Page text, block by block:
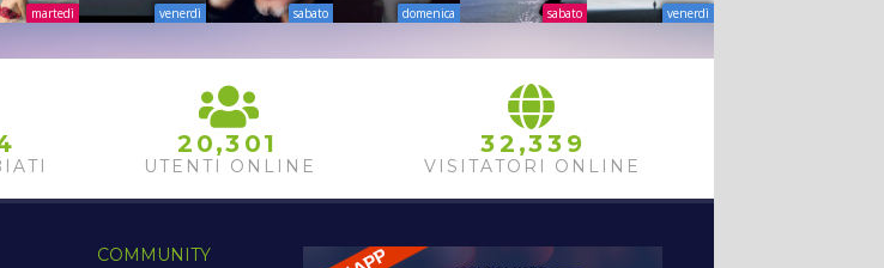
martedì venerdì sabato domenica sabato venerdì
2 0,3 01
UTENTI ONLINE
32 ,33 9
VISITATORI ONLINE
COMMUNITY